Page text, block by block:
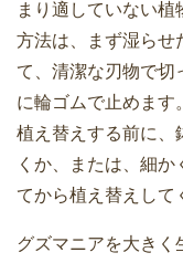
まり適していない植
方法は、まず湿らせ
て、清潔な刃物で切
に輪ゴムで止めます
植え替えする前に、
くか、または、細
てから植え替えして
グズマニアを大きく